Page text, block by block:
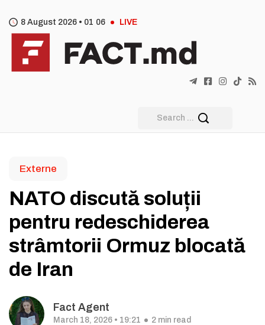
8 August 2026 • 01 06 LIVE
Externe
NATO discută soluții
pentru redeschiderea
strâmtorii Ormuz blocată
de Iran
Fact Agent
March 18, 2026 • 19:21 2 min read